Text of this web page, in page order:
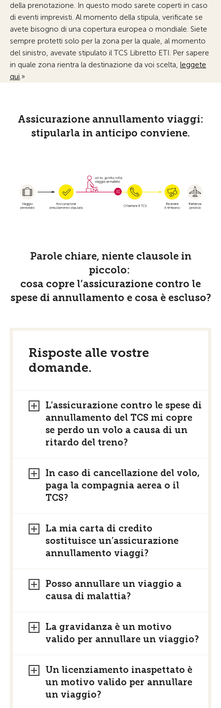
della prenotazione. In questo modo sarete coperti in caso
di eventi imprevisti. Al momento della stipula, verificate se
avete bisogno di una copertura europea o mondiale. Siete
sempre protetti solo per la zona per la quale, al momento
del sinistro, avevate stipulato il TCS Libretto ETI. Per sapere
in quale zona rientra la destinazione da voi scelta, leggete
qui.»
Assicurazione annullamento viaggi:
stipularla in anticipo conviene.
Parole chiare, niente clausole in
piccolo:
cosa copre l’assicurazione contro le
spese di annullamento e cosa è escluso?
Risposte alle vostre
domande.
L’assicurazione contro le spese di
annullamento del TCS mi copre
se perdo un volo a causa di un
ritardo del treno?
In caso di cancellazione del volo,
paga la compagnia aerea o il
TCS?
La mia carta di credito
sostituisce un’assicurazione
annullamento viaggi?
Posso annullare un viaggio a
causa di malattia?
La gravidanza è un motivo
valido per annullare un viaggio?
Un licenziamento inaspettato è
un motivo valido per annullare
un viaggio?